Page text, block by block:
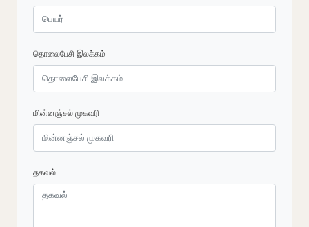
தொலைபேசி இலக்கம்
மின்னஞ்சல் முகவரி
தகவல்